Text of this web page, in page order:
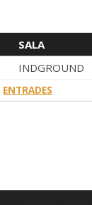
SALA
INDGROUND
ENTRADES